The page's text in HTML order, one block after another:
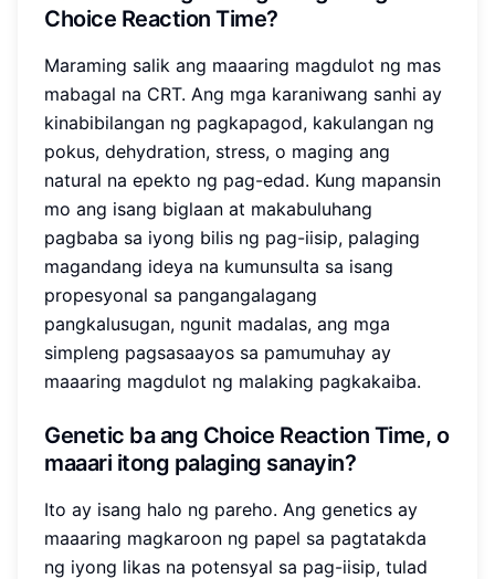
Choice Reaction Time?
Maraming salik ang maaaring magdulot ng mas
mabagal na CRT. Ang mga karaniwang sanhi ay
kinabibilangan ng pagkapagod, kakulangan ng
pokus, dehydration, stress, o maging ang
natural na epekto ng pag-edad. Kung mapansin
mo ang isang biglaan at makabuluhang
pagbaba sa iyong bilis ng pag-iisip, palaging
magandang ideya na kumunsulta sa isang
propesyonal sa pangangalagang
pangkalusugan, ngunit madalas, ang mga
simpleng pagsasaayos sa pamumuhay ay
maaaring magdulot ng malaking pagkakaiba.
Genetic ba ang Choice Reaction Time, o
maaari itong palaging sanayin?
Ito ay isang halo ng pareho. Ang genetics ay
maaaring magkaroon ng papel sa pagtatakda
ng iyong likas na potensyal sa pag-iisip, tulad